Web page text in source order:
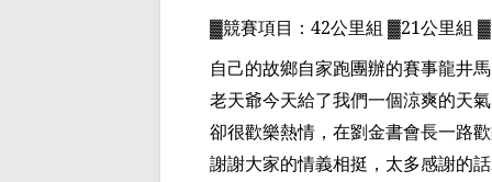
▓競賽項目： 42公里組 ▓21公里組
自己的故鄉自家跑團辦的賽事龍井
老天爺今天給了我們一個涼爽的天
卻很歡樂熱情，在劉金書會長一路
謝謝大家的情義相挺，太多感謝的